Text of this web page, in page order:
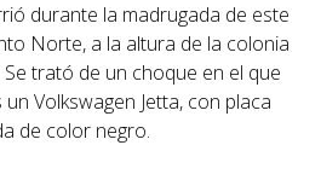
durante la madrugada de este
Norte, a la altura de la colonia
trató de un choque en el que
Volkswagen Jetta, con placa
de color negro.